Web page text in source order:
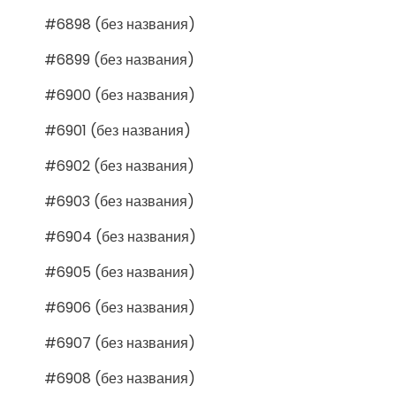
#6898 (без названия)
#6899 (без названия)
#6900 (без названия)
#6901 (без названия)
#6902 (без названия)
#6903 (без названия)
#6904 (без названия)
#6905 (без названия)
#6906 (без названия)
#6907 (без названия)
#6908 (без названия)